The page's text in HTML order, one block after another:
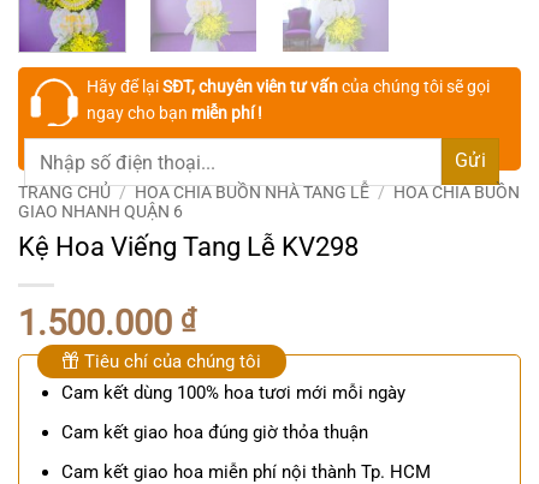
Hãy để lạiSĐT, chuyên viên tư vấncủa chúng tôi sẽ gọi
ngay cho bạn miễn phí !
TRANG CHỦ / HOA CHIA BUỒN NHÀ TANG LỄ / HOA CHIA BUỒN
GIAO NHANH QUẬN 6
Kệ Hoa Viếng Tang Lễ KV298
1.500.000 ₫
Tiêu chí của chúng tôi
Cam kết dùng 100% hoa tươi mới mỗi ngày
Cam kết giao hoa đúng giờ thỏa thuận
Cam kết giao hoa miễn phí nội thành Tp. HCM